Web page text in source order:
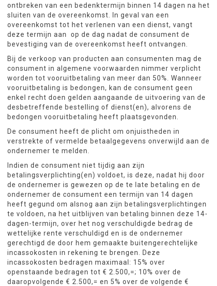
ontbreken van een bedenktermijn binnen 14 dagen na het
sluiten van de overeenkomst. In geval van een
overeenkomst tot het verlenen van een dienst, vangt
deze termijn aan op de dag nadat de consument de
bevestiging van de overeenkomst heeft ontvangen.
Bij de verkoop van producten aan consumenten mag de
consument in algemene voorwaarden nimmer verplicht
worden tot vooruitbetaling van meer dan 50%. Wanneer
vooruitbetaling is bedongen, kan de consument geen
enkel recht doen gelden aangaande de uitvoering van de
desbetreffende bestelling of dienst(en), alvorens de
bedongen vooruitbetaling heeft plaatsgevonden.
De consument heeft de plicht om onjuistheden in
verstrekte of vermelde betaalgegevens onverwijld aan de
ondernemer te melden.
Indien de consument niet tijdig aan zijn
betalingsverplichting(en) voldoet, is deze, nadat hij door
de ondernemer is gewezen op de te late betaling en de
ondernemer de consument een termijn van 14 dagen
heeft gegund om alsnog aan zijn betalingsverplichtingen
te voldoen, na het uitblijven van betaling binnen deze 14-
dagen-termijn, over het nog verschuldigde bedrag de
wettelijke rente verschuldigd en is de ondernemer
gerechtigd de door hem gemaakte buitengerechtelijke
incassokosten in rekening te brengen. Deze
incassokosten bedragen maximaal: 15% over
openstaande bedragen tot € 2.500,=; 10% over de
daaropvolgende € 2.500,= en 5% over de volgende €